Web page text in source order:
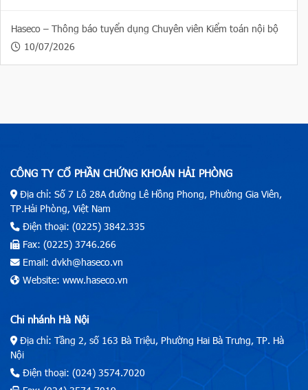
Haseco – Thông báo tuyển dụng Chuyên viên Kiểm toán nội bộ
10/07/2026
CÔNG TY CỔ PHẦN CHỨNG KHOÁN HẢI PHÒNG
Địa chỉ: Số 7 Lô 28A đường Lê Hồng Phong, Phường Gia Viên,
TP.Hải Phòng, Việt Nam
Điện thoại: (0225) 3842.335
Fax: (0225) 3746.266
Email: dvkh@haseco.vn
Website: www.haseco.vn
Chi nhánh Hà Nội
Địa chỉ: Tầng 2, số 163 Bà Triệu, Phường Hai Bà Trưng, TP. Hà
Nội
Điện thoại: (024) 3574.7020